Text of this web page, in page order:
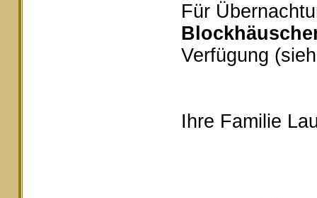
Für
Verfügung
Ihre Familie